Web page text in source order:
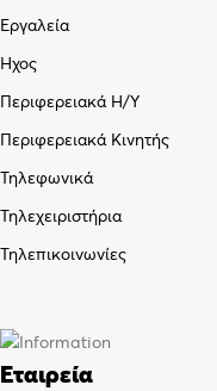
Εργαλεία
Ήχος
Περιφερειακά Η/Υ
Περιφερειακά Κινητής
Τηλεφωνικά
Τηλεχειριστήρια
Τηλεπικοινωνίες
Εταιρεία